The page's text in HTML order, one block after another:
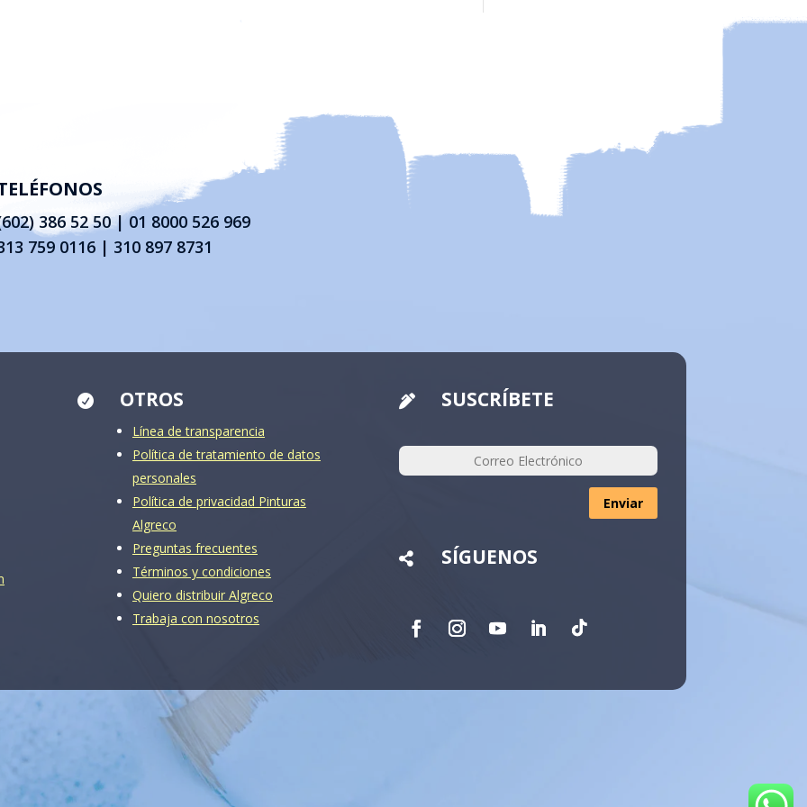
386 52 50|01 8000 526 969
759 0116 | 310 897 8731
 OTROS
Línea de transparencia
Política de tratamiento de datos
personales
Política de privacidad Pinturas
Algreco
Preguntas frecuentes
Términos y condiciones
Quiero distribuir Algreco
Trabaja con nosotros
 SUSCRÍBETE
Enviar
 SÍGUENOS